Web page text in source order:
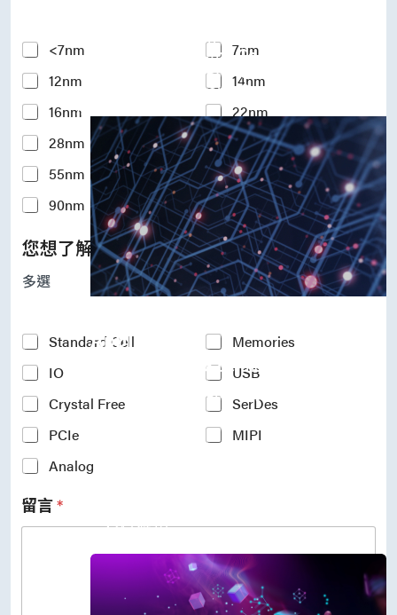
IP Integration Service
USB PHY and Controller
MIPI C/D PHY and Controller
PCIe PHY and Controller
解決方案
Applications
M31’s vision is to be the most
trustworthy IP company in the
semiconductor industry.
存儲應用
Y
o
u
r
I
n
t
e
r
e
s
t
e
P
c
e
s
s
N
o
d
e
*
<7nm
7nm
12nm
14nm
16nm
22nm
28nm
40nm
55nm
65nm
90nm
110-180nm
您想了解的矽智財IP*
多選
Y
o
u
r
I
n
t
e
r
e
s
t
Standard Cell
Memories
IO
USB
Crystal Free
SerDes
PCIe
MIPI
Analog
留言*